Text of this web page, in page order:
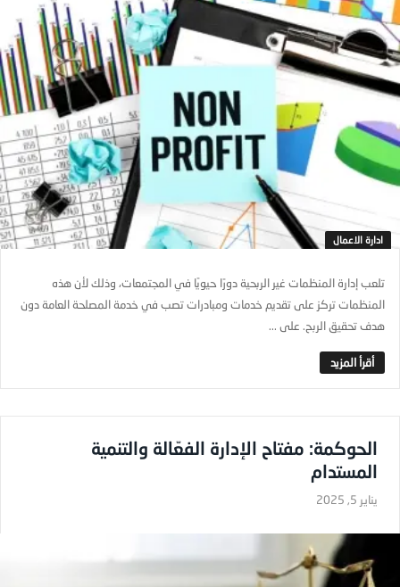
ادارة الاعمال
تلعب إدارة المنظمات غير الربحية دورًا حيويًا في المجتمعات، وذلك لأن هذه
المنظمات تركز على تقديم خدمات ومبادرات تصب في خدمة المصلحة العامة دون
هدف تحقيق الربح. على ...
الحوكمة: مفتاح الإدارة الفعّالة والتنمية
المستدام
يناير 5, 2025